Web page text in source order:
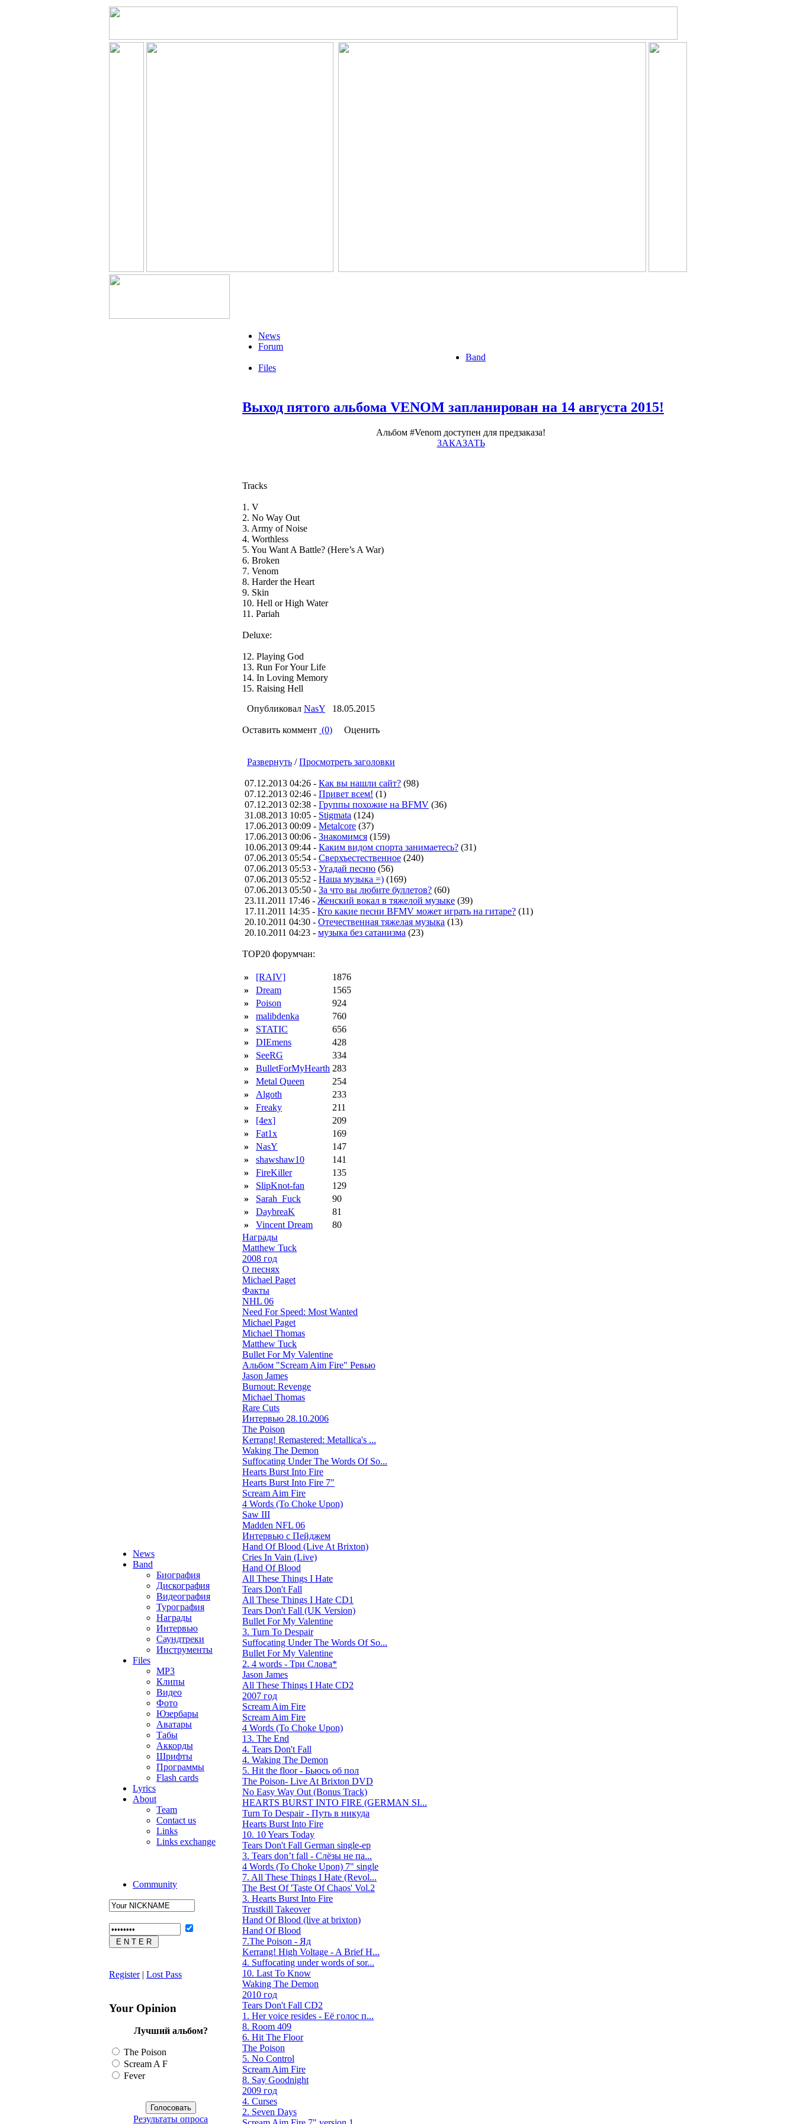
News
Band
Биография
Дискография
Видеография
Турография
Награды
Интервью
Саундтреки
Инструменты
Files
MP3
Клипы
Видео
Фото
Юзербары
Аватары
Табы
Аккорды
Шрифты
Программы
Flash cards
Lyrics
About
Team
Contact us
Links
Links exchange
Community
Register| Lost Pass
Your Opinion
Лучший альбом?
The Poison
Scream A F
Fever
Результаты опроса
News
Forum
Band
Files
Выход пятого альбома VENOM запланирован на 14 августа 2015!
Альбом #Venom доступен для предзаказа!
ЗАКАЗАТЬ
Tracks
1. V
2. No Way Out
3. Army of Noise
4. Worthless
5. You Want A Battle? (Here’s A War)
6. Broken
7. Venom
8. Harder the Heart
9. Skin
10. Hell or High Water
11. Pariah
Deluxe:
12. Playing God
13. Run For Your Life
14. In Loving Memory
15. Raising Hell
Опубликовал NasY 18.05.2015
Оставить коммент (0) Оценить
Развернуть /Просмотреть заголовки
07.12.2013 04:26 - Как вы нашли сайт? (98)
07.12.2013 02:46 - Привет всем! (1)
07.12.2013 02:38 - Группы похожие на BFMV (36)
31.08.2013 10:05 - Stigmata (124)
17.06.2013 00:09 - Metalcore (37)
17.06.2013 00:06 - Знакомимся (159)
10.06.2013 09:44 - Каким видом спорта занимаетесь? (31)
07.06.2013 05:54 - Сверхъестественное (240)
07.06.2013 05:53 - Угадай песню (56)
07.06.2013 05:52 - Наша музыка =) (169)
07.06.2013 05:50 - За что вы любите буллетов? (60)
23.11.2011 17:46 - Женский вокал в тяжелой музыке (39)
17.11.2011 14:35 - Кто какие песни BFMV может играть на гитаре? (11)
20.10.2011 04:30 - Отечественная тяжелая музыка (13)
20.10.2011 04:23 - музыка без сатанизма (23)
TOP20 форумчан:
» [RAIV]
1876
»
Dream
1565
»
Poison
924
»
malibdenka
760
»
STATIC
656
»
DIEmens
428
»
SeeRG
334
»
BulletForMyHearth 283
»
Metal Queen
254
»
Algoth
233
»
Freaky
211
»
[4ex]
209
»
Fat1x
169
»
NasY
147
»
shawshaw10
141
»
FireKiller
135
»
SlipKnot-fan
129
»
Sarah_Fuck
90
»
DaybreaK
81
»
Vincent Dream
80
Награды
Matthew Tuck
2008 год
О песнях
Michael Paget
Факты
NHL 06
Need For Speed: Most Wanted
Michael Paget
Michael Thomas
Matthew Tuck
Bullet For My Valentine
Альбом "Scream Aim Fire" Ревью
Jason James
Burnout: Revenge
Michael Thomas
Rare Cuts
Интервью 28.10.2006
The Poison
Kerrang! Remastered: Metallica's ...
Waking The Demon
Suffocating Under The Words Of So...
Hearts Burst Into Fire
Hearts Burst Into Fire 7"
Scream Aim Fire
4 Words (To Choke Upon)
Saw III
Madden NFL 06
Интервью с Пейджем
Hand Of Blood (Live At Brixton)
Cries In Vain (Live)
Hand Of Blood
All These Things I Hate
Tears Don't Fall
All These Things I Hate CD1
Tears Don't Fall (UK Version)
Bullet For My Valentine
3. Turn To Despair
Suffocating Under The Words Of So...
Bullet For My Valentine
2. 4 words - Три Слова*
Jason James
All These Things I Hate CD2
2007 год
Scream Aim Fire
Scream Aim Fire
4 Words (To Choke Upon)
13. The End
4. Tears Don't Fall
4. Waking The Demon
5. Hit the floor - Бьюсь об пол
The Poison- Live At Brixton DVD
No Easy Way Out (Bonus Track)
HEARTS BURST INTO FIRE (GERMAN SI...
Turn To Despair - Путь в никуда
Hearts Burst Into Fire
10. 10 Years Today
Tears Don't Fall German single-ep
3. Tears don’t fall - Слёзы не па...
4 Words (To Choke Upon) 7" single
7. All These Things I Hate (Revol...
The Best Of 'Taste Of Chaos' Vol.2
3. Hearts Burst Into Fire
Trustkill Takeover
Hand Of Blood (live at brixton)
Hand Of Blood
7.The Poison - Яд
Kerrang! High Voltage - A Brief H...
4. Suffocating under words of sor...
10. Last To Know
Waking The Demon
2010 год
Tears Don't Fall CD2
1. Her voice resides - Её голос п...
8. Room 409
6. Hit The Floor
The Poison
5. No Control
Scream Aim Fire
8. Say Goodnight
2009 год
4. Curses
2. Seven Days